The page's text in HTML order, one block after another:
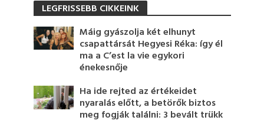
LEGFRISSEBB CIKKEINK
Máig gyászolja két elhunyt
csapattársát Hegyesi Réka: így él
ma a C’est la vie egykori
énekesnője
Ha ide rejted az értékeidet
nyaralás előtt, a betörők biztos
meg fogják találni: 3 bevált trükk